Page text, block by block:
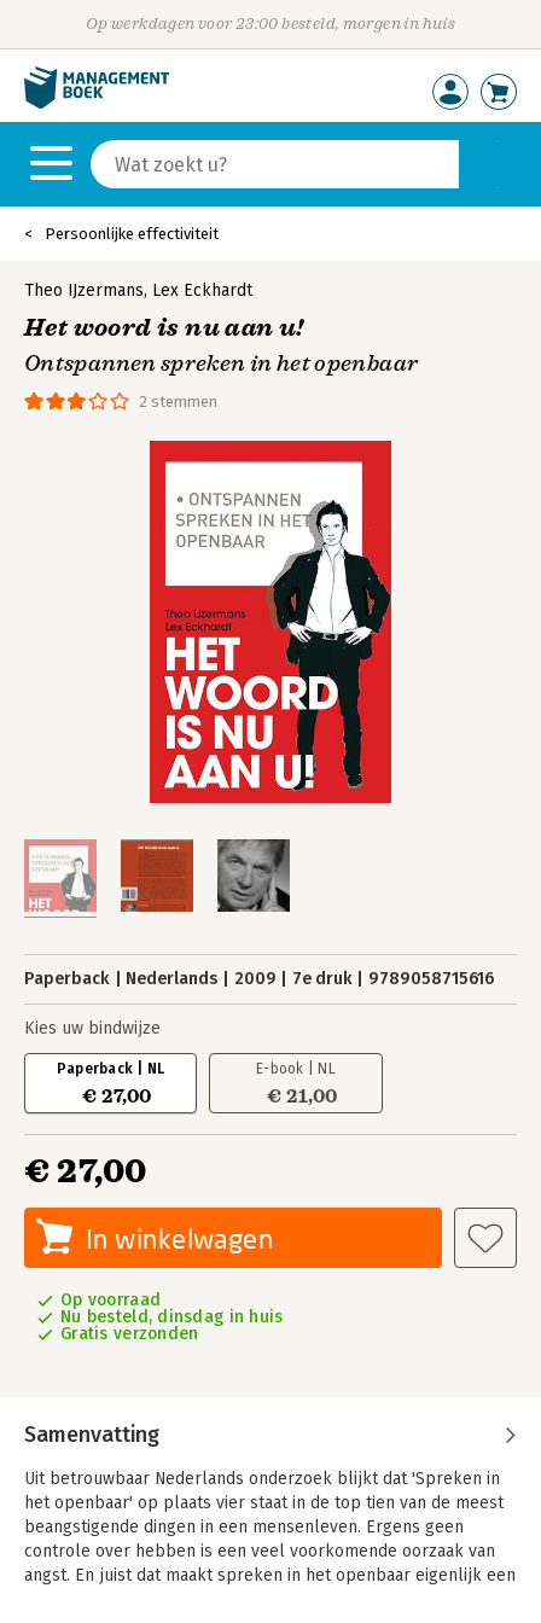
Op werkdagen voor 23:00 besteld, morgen in huis
Persoonlijke effectiviteit
2 stemmen
Theo IJzermans, Lex Eckhardt
Het woord is nu aan u!
Ontspannen spreken in het openbaar
Paperback Nederlands 2009 7e druk 9789058715616
Kies uw bindwijze
Paperback | NL
€ 27,00
E-book | NL
€ 21,00
€ 27,00
In winkelwagen
Op voorraad
Nu besteld, dinsdag in huis
Gratis verzonden
Samenvatting
Uit betrouwbaar Nederlands onderzoek blijkt dat 'Spreken in
het openbaar' op plaats vier staat in de top tien van de meest
beangstigende dingen in een mensenleven. Ergens geen
controle over hebben is een veel voorkomende oorzaak van
angst. En juist dat maakt spreken in het openbaar eigenlijk een